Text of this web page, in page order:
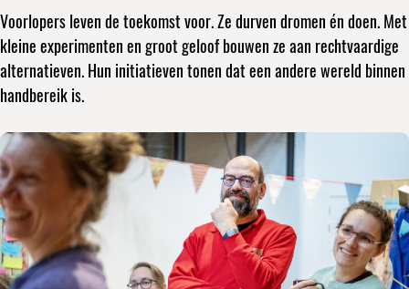
Voorlopers leven de toekomst voor. Ze durven dromen én doen. Met
kleine experimenten en groot geloof bouwen ze aan rechtvaardige
alternatieven. Hun initiatieven tonen dat een andere wereld binnen
handbereik is.